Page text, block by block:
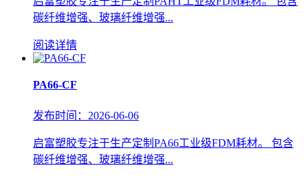
碳纤维增强、玻璃纤维增强...
阅读详情
PA66-CF
发布时间：2026-06-06
启富塑胶专注于生产定制PA66工业级FDM耗材。 包含
碳纤维增强、玻璃纤维增强...